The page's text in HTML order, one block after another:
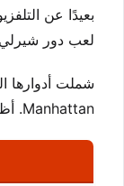
لعب دور شيرلي
Manhattan. أظهرت هذه الأدوار المتنوعة قدرتها على تجسيد شخصيات حقيقية.